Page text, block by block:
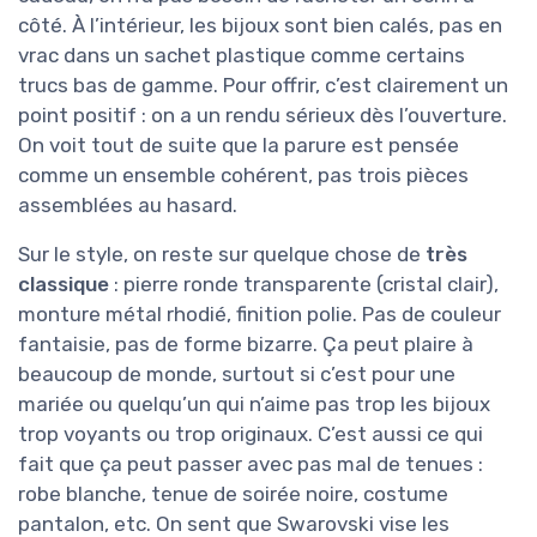
côté. À l’intérieur, les bijoux sont bien calés, pas en
vrac dans un sachet plastique comme certains
trucs bas de gamme. Pour offrir, c’est clairement un
point positif : on a un rendu sérieux dès l’ouverture.
On voit tout de suite que la parure est pensée
comme un ensemble cohérent, pas trois pièces
assemblées au hasard.
Sur le style, on reste sur quelque chose de très
classique : pierre ronde transparente (cristal clair),
monture métal rhodié, finition polie. Pas de couleur
fantaisie, pas de forme bizarre. Ça peut plaire à
beaucoup de monde, surtout si c’est pour une
mariée ou quelqu’un qui n’aime pas trop les bijoux
trop voyants ou trop originaux. C’est aussi ce qui
fait que ça peut passer avec pas mal de tenues :
robe blanche, tenue de soirée noire, costume
pantalon, etc. On sent que Swarovski vise les